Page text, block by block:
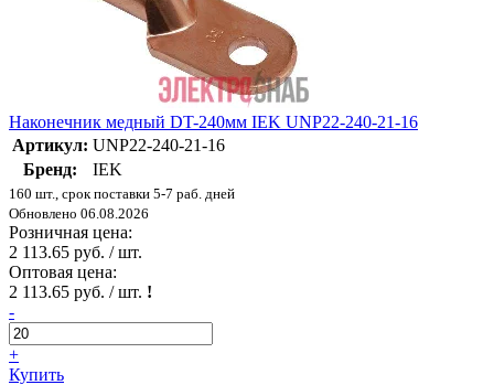
Наконечник медный DT-240мм IEK UNP22-240-21-16
Артикул: UNP22-240-21-16
Бренд:
IEK
160 шт., срок поставки 5-7 раб. дней
Обновлено 06.08.2026
Розничная цена:
2 113.65 руб. / шт.
Оптовая цена:
2 113.65 руб. / шт. !
-
+
Купить